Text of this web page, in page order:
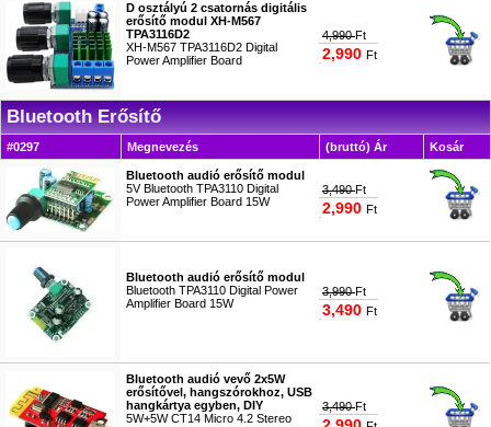
D osztályú 2 csatornás digitális
erősítő modul XH-M567
TPA3116D2
XH-M567 TPA3116D2 Digital
Power Amplifier Board
4,990Ft
2,990 Ft
Bluetooth Erősítő
#0297 Megnevezés (bruttó) Ár Kosár
Bluetooth audió erősítő modul
5V Bluetooth TPA3110 Digital
Power Amplifier Board 15W
3,490Ft
2,990 Ft
Bluetooth audió erősítő modul
Bluetooth TPA3110 Digital Power
Amplifier Board 15W
3,990Ft
3,490 Ft
Bluetooth audió vevő 2x5W
erősítővel, hangszórokhoz, USB
hangkártya egyben, DIY
5W+5W CT14 Micro 4.2 Stereo
3,490Ft